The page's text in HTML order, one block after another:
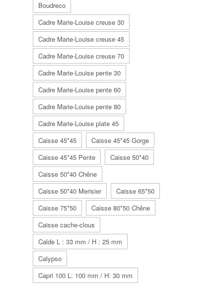
Boudreco
Cadre Marie-Louise creuse 30
Cadre Marie-Louise creuse 45
Cadre Marie-Louise creuse 70
Cadre Marie-Louise pente 30
Cadre Marie-Louise pente 60
Cadre Marie-Louise pente 80
Cadre Marie-Louise plate 45
Caisse 45*45
Caisse 45*45 Gorge
Caisse 45*45 Pente
Caisse 50*40
Caisse 50*40 Chêne
Caisse 50*40 Merisier
Caisse 65*50
Caisse 75*50
Caisse 80*50 Chêne
Caisse cache-clous
Calde L : 33 mm / H : 25 mm
Calypso
Capri 100 L: 100 mm / H: 30 mm